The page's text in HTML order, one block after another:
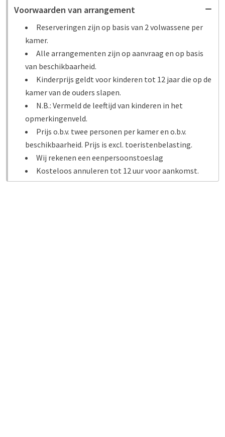
Voorwaarden van arrangement
Reserveringen zijn op basis van 2 volwassene per
kamer.
Alle arrangementen zijn op aanvraag en op basis
van beschikbaarheid.
Kinderprijs geldt voor kinderen tot 12 jaar die op de
kamer van de ouders slapen.
N.B.: Vermeld de leeftijd van kinderen in het
opmerkingenveld.
Prijs o.b.v. twee personen per kamer en o.b.v.
beschikbaarheid. Prijs is excl. toeristenbelasting.
Wij rekenen een eenpersoonstoeslag
Kosteloos annuleren tot 12 uur voor aankomst.